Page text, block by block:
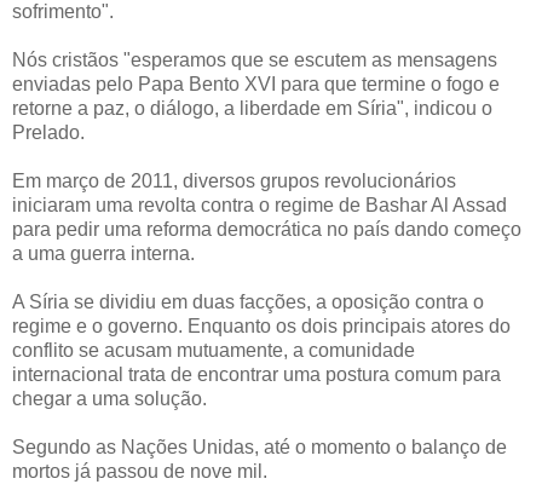
sofrimento".
Nós cristãos "esperamos que se escutem as mensagens
enviadas pelo Papa Bento XVI para que termine o fogo e
retorne a paz, o diálogo, a liberdade em Síria", indicou o
Prelado.
Em março de 2011, diversos grupos revolucionários
iniciaram uma revolta contra o regime de Bashar Al Assad
para pedir uma reforma democrática no país dando começo
a uma guerra interna.
A Síria se dividiu em duas facções, a oposição contra o
regime e o governo. Enquanto os dois principais atores do
conflito se acusam mutuamente, a comunidade
internacional trata de encontrar uma postura comum para
chegar a uma solução.
Segundo as Nações Unidas, até o momento o balanço de
mortos já passou de nove mil.